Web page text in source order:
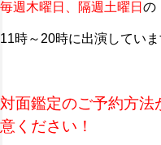
毎週木曜日、隔週土曜日 の
11時～20時に出演していま
対面鑑定のご予約方
意ください！